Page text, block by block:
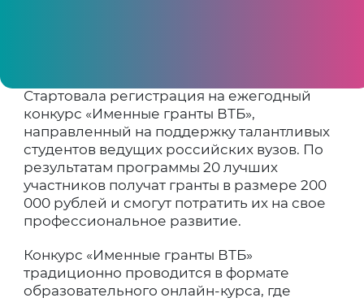
Стартовала регистрация на ежегодный
конкурс «Именные гранты ВТБ»,
направленный на поддержку талантливых
студентов ведущих российских вузов. По
результатам программы 20 лучших
участников получат гранты в размере 200
000 рублей и смогут потратить их на свое
профессиональное развитие.
Конкурс «Именные гранты ВТБ»
традиционно проводится в формате
образовательного онлайн-курса, где